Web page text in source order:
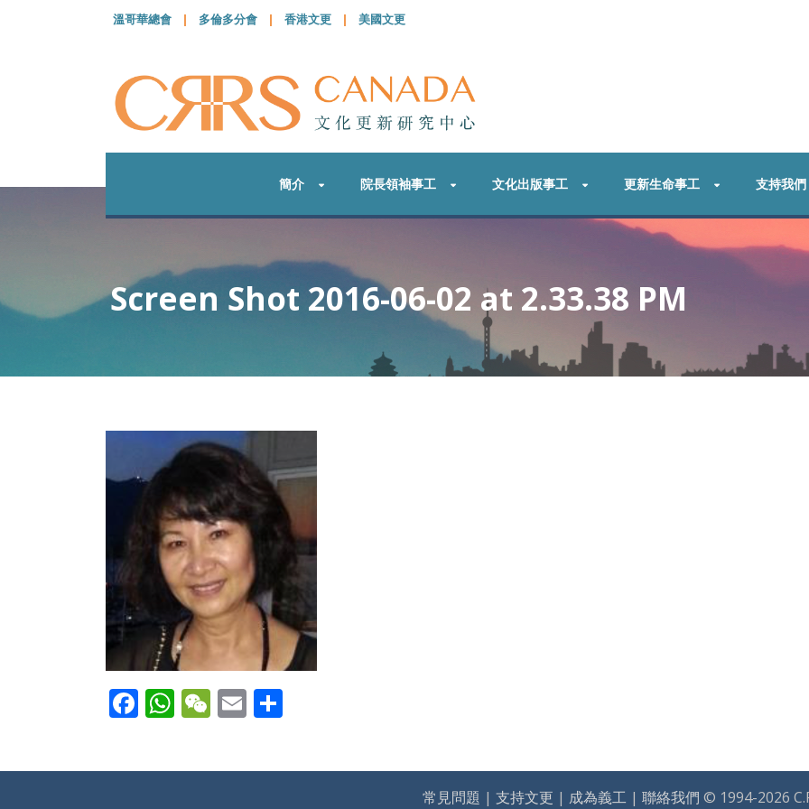
溫哥華總會 | 多倫多分會 | 香港文更 | 美國文更
簡介 院長領袖事工 文化出版事工 更新生命事工 支持我們
Screen Shot 2016-06-02 at 2.33.38 PM
Facebook
WhatsApp
WeChat
Email
常見問題 | 支持文更 | 成為義工 | 聯絡我們 © 1994-2026